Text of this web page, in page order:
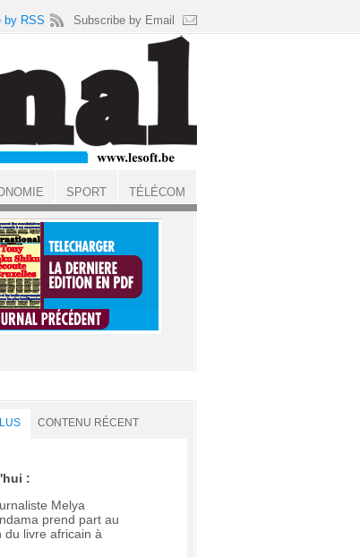
CONTENU RÉCENT
:
Melya
prend part au
du livre africain à
by RSS Subscribe by Email
SPORT TÉLÉCOM